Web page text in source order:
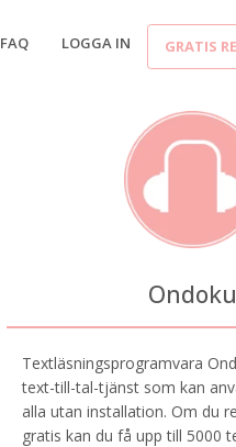
FAQ LOGGA IN GRATIS
Ondoku
Textläsningsprogramvara
text-till-tal-tjänst som kan
alla utan installation. Om du
gratis kan du få upp till 5000